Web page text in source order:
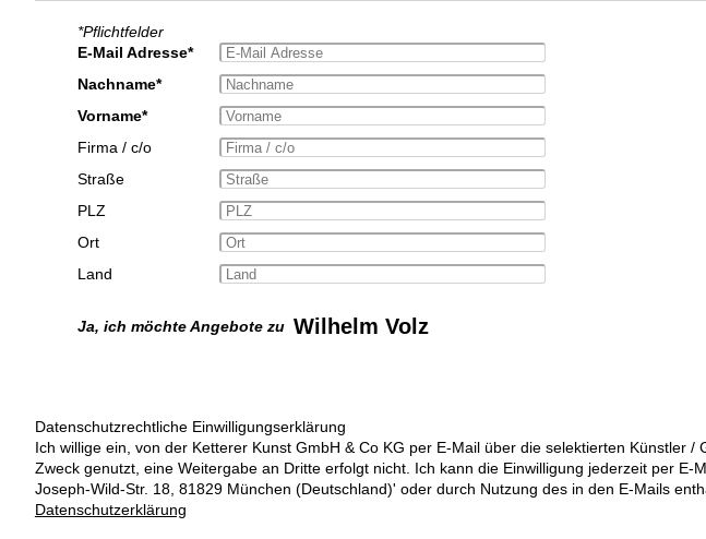
*Pflichtfelder
E-Mail Adresse*
Nachname*
Vorname*
Firma / c/o
Straße
PLZ
Ort
Land
Ja, ich möchte Angebote zu Wilhelm Volz
Datenschutzrechtliche Einwilligungserklärung
Ich willige ein, von der Ketterer Kunst GmbH & Co KG per E-Mail über die selektierten Künstler
Zweck genutzt, eine Weitergabe an Dritte erfolgt nicht. Ich kann die Einwilligung jederzeit per
Joseph-Wild-Str. 18, 81829 München (Deutschland)' oder durch Nutzung des in den E-Mails
Datenschutzerklärung